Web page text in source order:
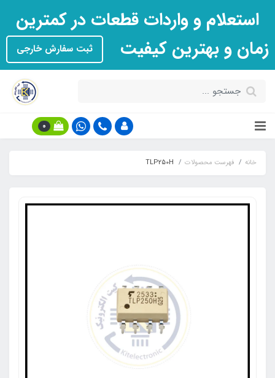
استعلام و واردات قطعات در کمترین
زمان و بهترین کیفیت
ثبت سفارش خارجی
0
خانه فهرست محصولات TLP250H